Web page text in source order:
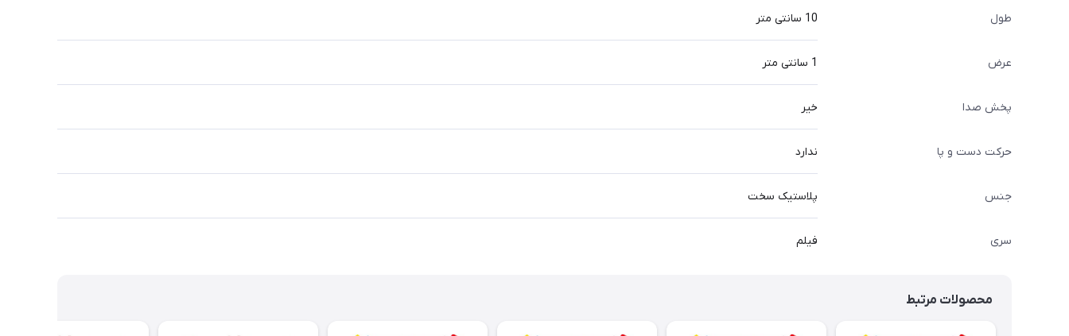
طول 10 سانتی متر
عرض 1 سانتی متر
پخش صدا خیر
حرکت دست و پا ندارد
جنس پلاستیک سخت
سری فیلم
محصولات مرتبط